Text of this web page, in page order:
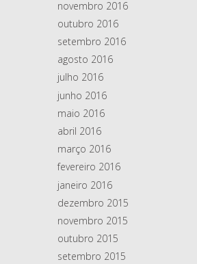
novembro 2016
outubro 2016
setembro 2016
agosto 2016
julho 2016
junho 2016
maio 2016
abril 2016
março 2016
fevereiro 2016
janeiro 2016
dezembro 2015
novembro 2015
outubro 2015
setembro 2015